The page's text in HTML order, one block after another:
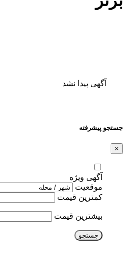
آگهی پیدا نشد
جستجو پیشرفته
×
آگهی ویژه
موقعیت
کمترین قیمت
بیشترین قیمت
جستجو